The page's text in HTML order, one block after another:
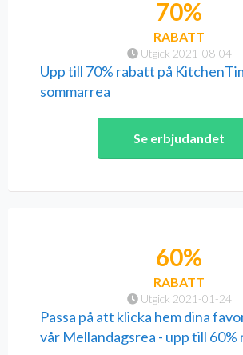
Utgick 2021-08-04
70%
RABATT
Upp till 70% rabatt på
sommarrea
Se erbjudandet
Utgick 2021-01-24
60%
RABATT
Passa på att klicka hem dina
vår Mellandagsrea - upp till 60%